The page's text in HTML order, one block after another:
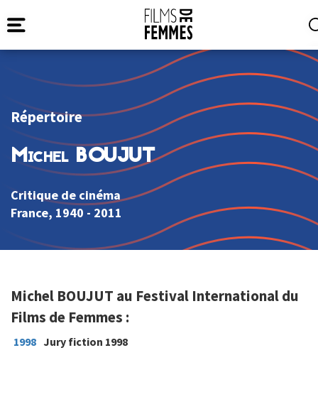
Répertoire
Michel BOUJUT
Critique de cinéma
France, 1940 - 2011
Michel BOUJUT au Festival International du
Films de Femmes :
1998 Jury fiction 1998